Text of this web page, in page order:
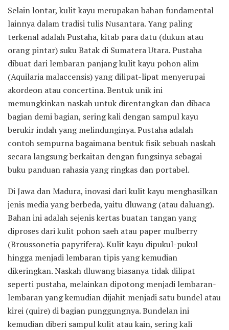
Selain lontar, kulit kayu merupakan bahan fundamental
lainnya dalam tradisi tulis Nusantara. Yang paling
terkenal adalah Pustaha, kitab para datu (dukun atau
orang pintar) suku Batak di Sumatera Utara. Pustaha
dibuat dari lembaran panjang kulit kayu pohon alim
(Aquilaria malaccensis) yang dilipat-lipat menyerupai
akordeon atau concertina. Bentuk unik ini
memungkinkan naskah untuk direntangkan dan dibaca
bagian demi bagian, sering kali dengan sampul kayu
berukir indah yang melindunginya. Pustaha adalah
contoh sempurna bagaimana bentuk fisik sebuah naskah
secara langsung berkaitan dengan fungsinya sebagai
buku panduan rahasia yang ringkas dan portabel.
Di Jawa dan Madura, inovasi dari kulit kayu menghasilkan
jenis media yang berbeda, yaitu dluwang (atau daluang).
Bahan ini adalah sejenis kertas buatan tangan yang
diproses dari kulit pohon saeh atau paper mulberry
(Broussonetia papyrifera). Kulit kayu dipukul-pukul
hingga menjadi lembaran tipis yang kemudian
dikeringkan. Naskah dluwang biasanya tidak dilipat
seperti pustaha, melainkan dipotong menjadi lembaran-
lembaran yang kemudian dijahit menjadi satu bundel atau
kirei (quire) di bagian punggungnya. Bundelan ini
kemudian diberi sampul kulit atau kain, sering kali